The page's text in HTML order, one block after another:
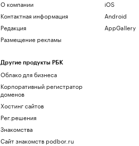
О компании
Контактная информация
Редакция
Размещение рекламы
Другие продукты РБК
Облако для бизнеса
Корпоративный регистратор
доменов
Хостинг сайтов
Рег.решения
Знакомства
Сайт знакомств podbor.ru
iOS
Android
AppGallery